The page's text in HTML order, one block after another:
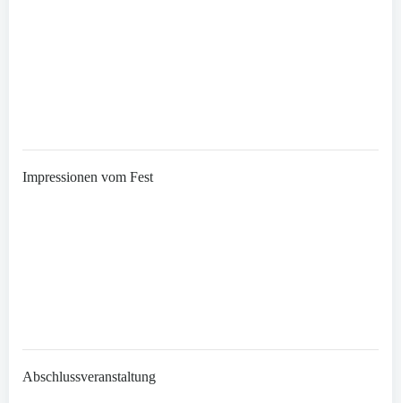
Impressionen vom Fest
Abschlussveranstaltung